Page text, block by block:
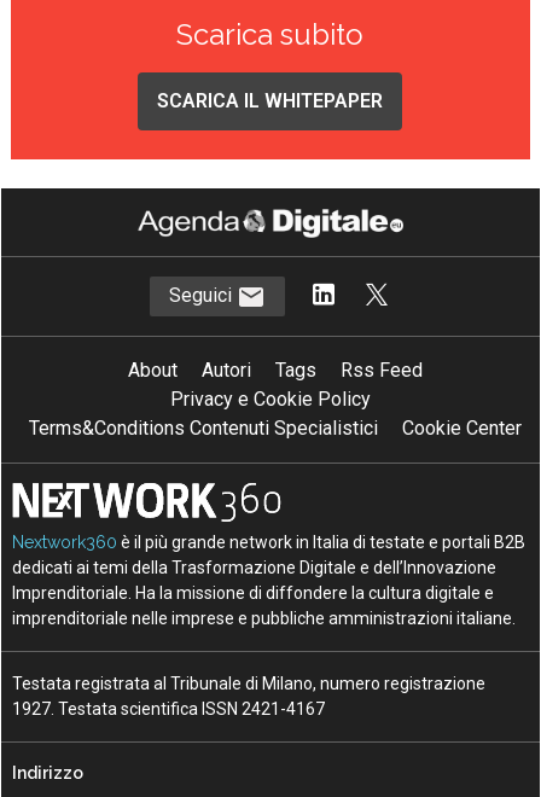
Scarica subito
SCARICA IL WHITEPAPER
Seguici
About Autori Tags
Rss Feed
Privacy e Cookie Policy
Terms&Conditions Contenuti Specialistici
Cookie Center
Nextwork360 è il più grande network in Italia di testate e portali B2B
dedicati ai temi della Trasformazione Digitale e dell’Innovazione
Imprenditoriale. Ha la missione di diffondere la cultura digitale e
imprenditoriale nelle imprese e pubbliche amministrazioni italiane.
Testata registrata al Tribunale di Milano, numero registrazione
1927. Testata scientifica ISSN 2421-4167
Indirizzo